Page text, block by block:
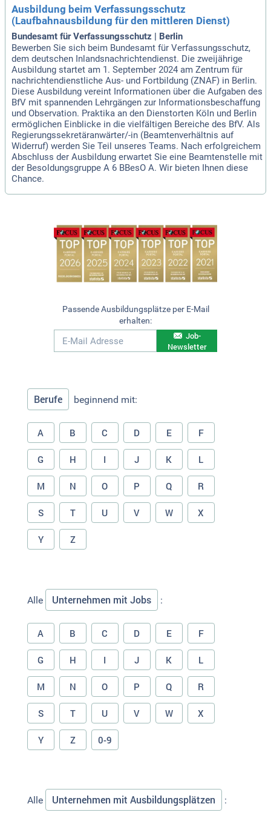
Ausbildung beim Verfassungsschutz
(Laufbahnausbildung für den mittleren Dienst)
Bundesamt für Verfassungsschutz | Berlin
Bewerben Sie sich beim Bundesamt für Verfassungsschutz,
dem deutschen Inlandsnachrichtendienst. Die zweijährige
Ausbildung startet am 1. September 2024 am Zentrum für
nachrichtendienstliche Aus- und Fortbildung (ZNAF) in Berlin.
Diese Ausbildung vereint Informationen über die Aufgaben des
BfV mit spannenden Lehrgängen zur Informationsbeschaffung
und Observation. Praktika an den Dienstorten Köln und Berlin
ermöglichen Einblicke in die vielfältigen Bereiche des BfV. Als
Regierungssekretäranwärter/-in (Beamtenverhältnis auf
Widerruf) werden Sie Teil unseres Teams. Nach erfolgreichem
Abschluss der Ausbildung erwartet Sie eine Beamtenstelle mit
der Besoldungsgruppe A 6 BBesO A. Wir bieten Ihnen diese
Chance.
Passende Ausbildungsplätze per E-Mail
erhalten:
Job-
Newsletter
Berufe beginnend mit:
A B C D E F
G H I J K L
M N O P Q R
S T U V W X
Y Z
Alle Unternehmen mit Jobs :
A B C D E F
G H I J K L
M N O P Q R
S T U V W X
Y Z 0-9
Alle Unternehmen mit Ausbildungsplätzen :